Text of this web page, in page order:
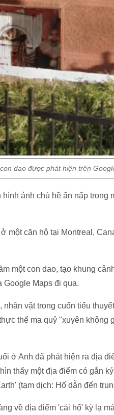
dao được phát hiện trên
ảnh chú hề ẩn nấp trong
một căn hộ tại Montreal,
một con dao, tạo khung
Google Maps đi qua.
vật trong cuốn tiểu
thể ma quỷ "xuyên
ở Anh đã phát hiện ra địa
thấy một địa điểm có gắn
(tạm dịch: Hố dẫn đến
về địa điểm 'cái hố' kỳ lạ